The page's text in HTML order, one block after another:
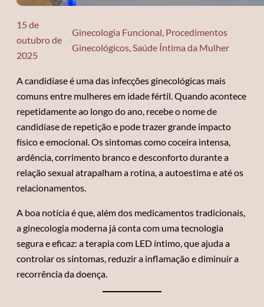
15 de
outubro de
2025
/
Ginecologia Funcional, Procedimentos
Ginecológicos, Saúde Íntima da Mulher
A candidíase é uma das infecções ginecológicas mais
comuns entre mulheres em idade fértil. Quando acontece
repetidamente ao longo do ano, recebe o nome de
candidíase de repetição e pode trazer grande impacto
físico e emocional. Os sintomas como coceira intensa,
ardência, corrimento branco e desconforto durante a
relação sexual atrapalham a rotina, a autoestima e até os
relacionamentos.
A boa notícia é que, além dos medicamentos tradicionais,
a ginecologia moderna já conta com uma tecnologia
segura e eficaz: a terapia com LED íntimo, que ajuda a
controlar os sintomas, reduzir a inflamação e diminuir a
recorrência da doença.